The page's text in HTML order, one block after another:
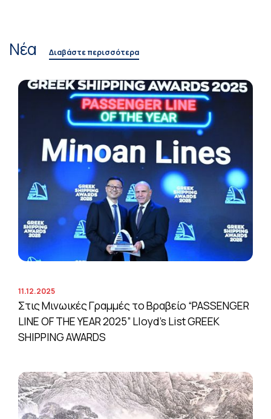
Νέα Διαβάστε περισσότερα
11.12.2025
Στις Μινωικές Γραμμές το Βραβείο “PASSENGER
LINE OF THE YEAR 2025” Lloyd’s List GREEK
SHIPPING AWARDS